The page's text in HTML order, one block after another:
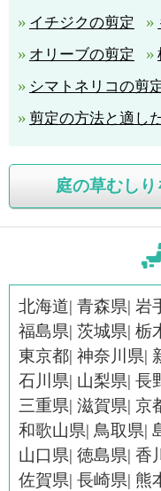
イチジクの剪定
オリーブの剪定
シマトネリコの剪
剪定の方法と適し
庭の草むし
北海道 青森県 岩
福島県 茨城県 栃
東京都 神奈川県
石川県 山梨県 長
三重県 滋賀県 京
和歌山県 鳥取県
山口県 徳島県 香
佐賀県 長崎県 熊